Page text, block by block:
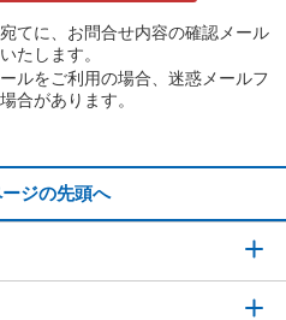
てに、お問合せ内容の確認メール
たします。
ルをご利用の場合、迷惑メールフ
合があります。
ジの先頭へ